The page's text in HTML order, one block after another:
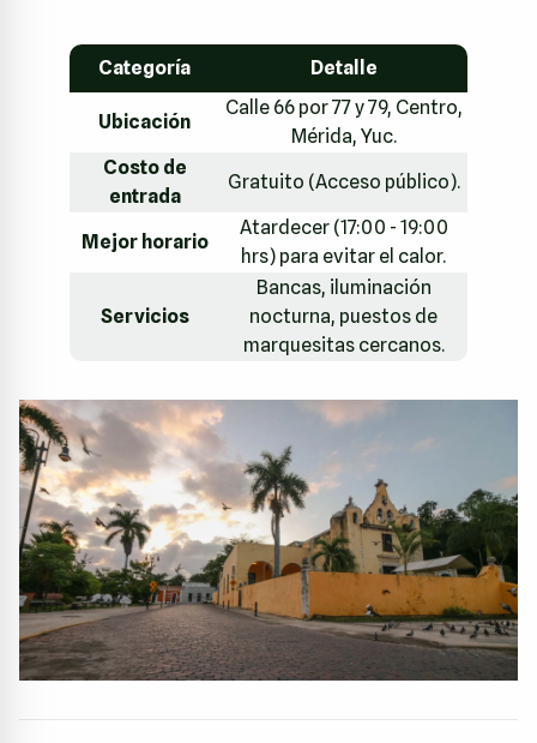
Categoría Detalle
Ubicación
Calle 66 por 77 y 79, Centro,
Mérida, Yuc.
Costo de
entrada
Gratuito (Acceso público).
Mejor horario
Atardecer (17:00 - 19:00
hrs) para evitar el calor.
Servicios
Bancas, iluminación
nocturna, puestos de
marquesitas cercanos.